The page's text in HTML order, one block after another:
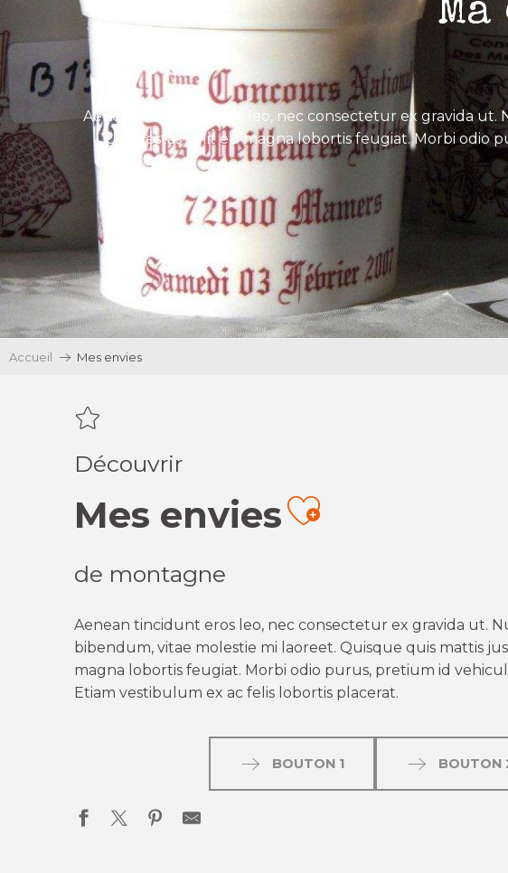
Aenean tincidunt eros leo, nec consectetur ex gravida
Ut egestas velit eu magna lobortis feugiat. Morbi odio
Accueil Mes envies
Découvrir
Mes enviesAjouter
de montagne
Aenean tincidunt eros leo, nec consectetur ex gravida ut.
bibendum, vitae molestie mi laoreet. Quisque quis mattis
magna lobortis feugiat. Morbi odio purus, pretium id
Etiam vestibulum ex ac felis lobortis placerat.
BOUTON 1 BOUTON